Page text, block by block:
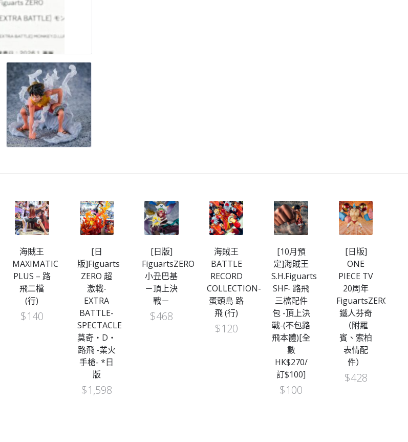
海賊王
MAXIMATIC
PLUS – 路
飛二檔
(行)
$140
[日
版]Figuarts
ZERO 超
激戦-
EXTRA
BATTLE-
SPECTACLE
莫奇・D・
路飛 -業火
手槍- *日
版
$1,598
[日版]
FiguartsZERO
小丑巴基
－頂上決
戰－
$468
海賊王
BATTLE
RECORD
COLLECTION-
蛋頭島 路
飛 (行)
$120
[10月預
定]海賊王
S.H.Figuarts
SHF- 路飛
三檔配件
包 -頂上決
戰-(不包路
飛本體)[全
數
HK$270/
訂$100]
$100
[日版]
ONE
PIECE TV
20周年
FiguartsZERO
鐵人芬奇
（附羅
賓、索柏
表情配
件）
$428